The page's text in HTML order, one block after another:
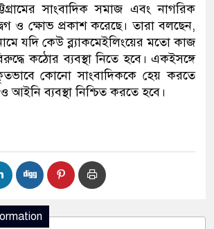
সাংবাদিক সমাজ এবং নাগরিক
ও ক্ষোভ প্রকাশ করেছে। তারা বলছেন,
যদি কেউ ব্ল্যাকমেইলিংয়ের মতো কাজ
কঠোর ব্যবস্থা নিতে হবে। একইসঙ্গে
কোনো সাংবাদিককে হেয় করতে
আইনি ব্যবস্থা নিশ্চিত করতে হবে।